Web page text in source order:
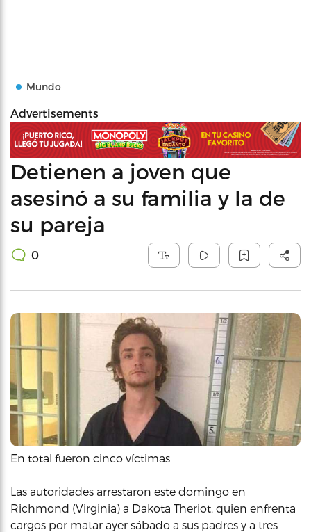
Mundo
Advertisements
Detienen a joven que
asesinó a su familia y la de
su pareja
0
En total fueron cinco víctimas
Las autoridades arrestaron este domingo en
Richmond (Virginia) a Dakota Theriot, quien enfrenta
cargos por matar ayer sábado a sus padres y a tres